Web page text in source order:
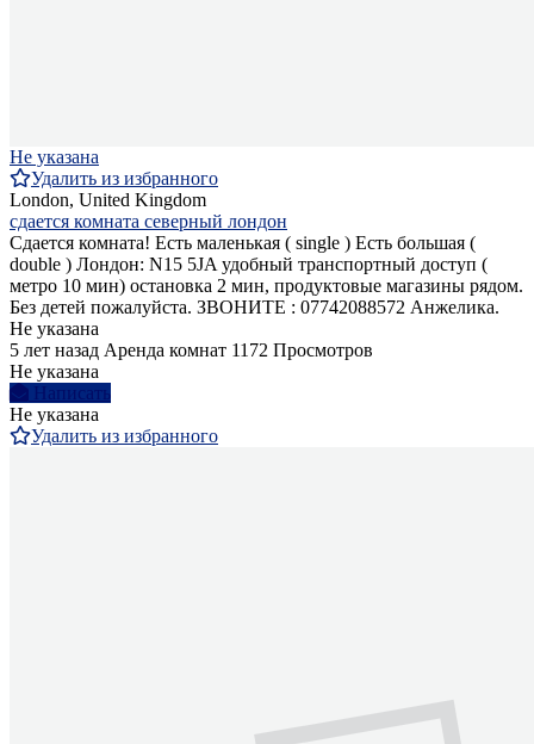
Не указана
Удалить из избранного
London, United Kingdom
сдается комната северный лондон
Сдается комната! Есть маленькая ( single ) Есть большая (
double ) Лондон: N15 5JA удобный транспортный доступ (
метро 10 мин) остановка 2 мин, продуктовые магазины рядом.
Без детей пожалуйста. ЗВОНИТЕ : 07742088572 Анжелика.
Не указана
5 лет назад Аренда комнат 1172 Просмотров
Не указана
Написать
Не указана
Удалить из избранного